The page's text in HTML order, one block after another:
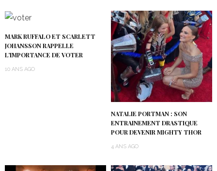
MARK RUFFALO ET SCARLETT
JOHANSSON RAPPELLE
L’IMPORTANCE DE VOTER
10 ANS AGO
NATALIE PORTMAN : SON
ENTRAINEMENT DRASTIQUE
POUR DEVENIR MIGHTY THOR
4 ANS AGO